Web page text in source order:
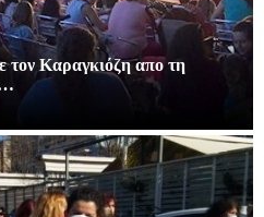
τον Καραγκιόζη απο τη